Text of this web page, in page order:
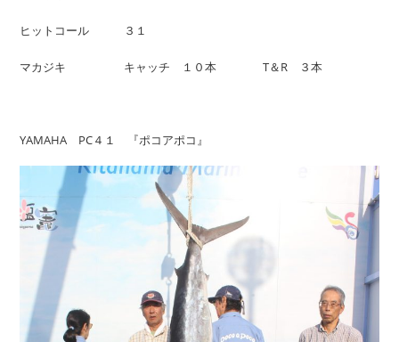
新艇・展示艇情報
求人情報
ヒットコール ３１
マカジキ キャッチ １０本 T＆R ３本
YAMAHA PC４１ 『ポコアポコ』